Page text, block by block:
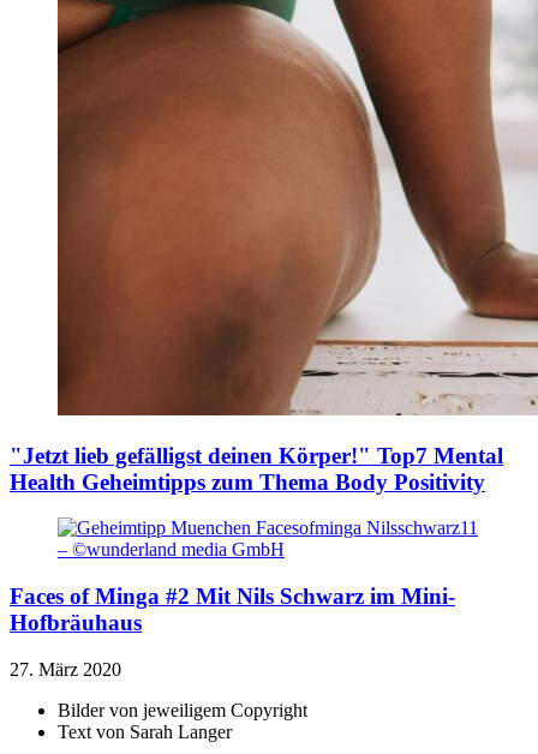
"Jetzt lieb gefälligst deinen Körper!" Top7 Mental
Health Geheimtipps zum Thema Body Positivity
Faces of Minga #2 Mit Nils Schwarz im Mini-
Hofbräuhaus
27. März 2020
Bilder von jeweiligem Copyright
Text von Sarah Langer